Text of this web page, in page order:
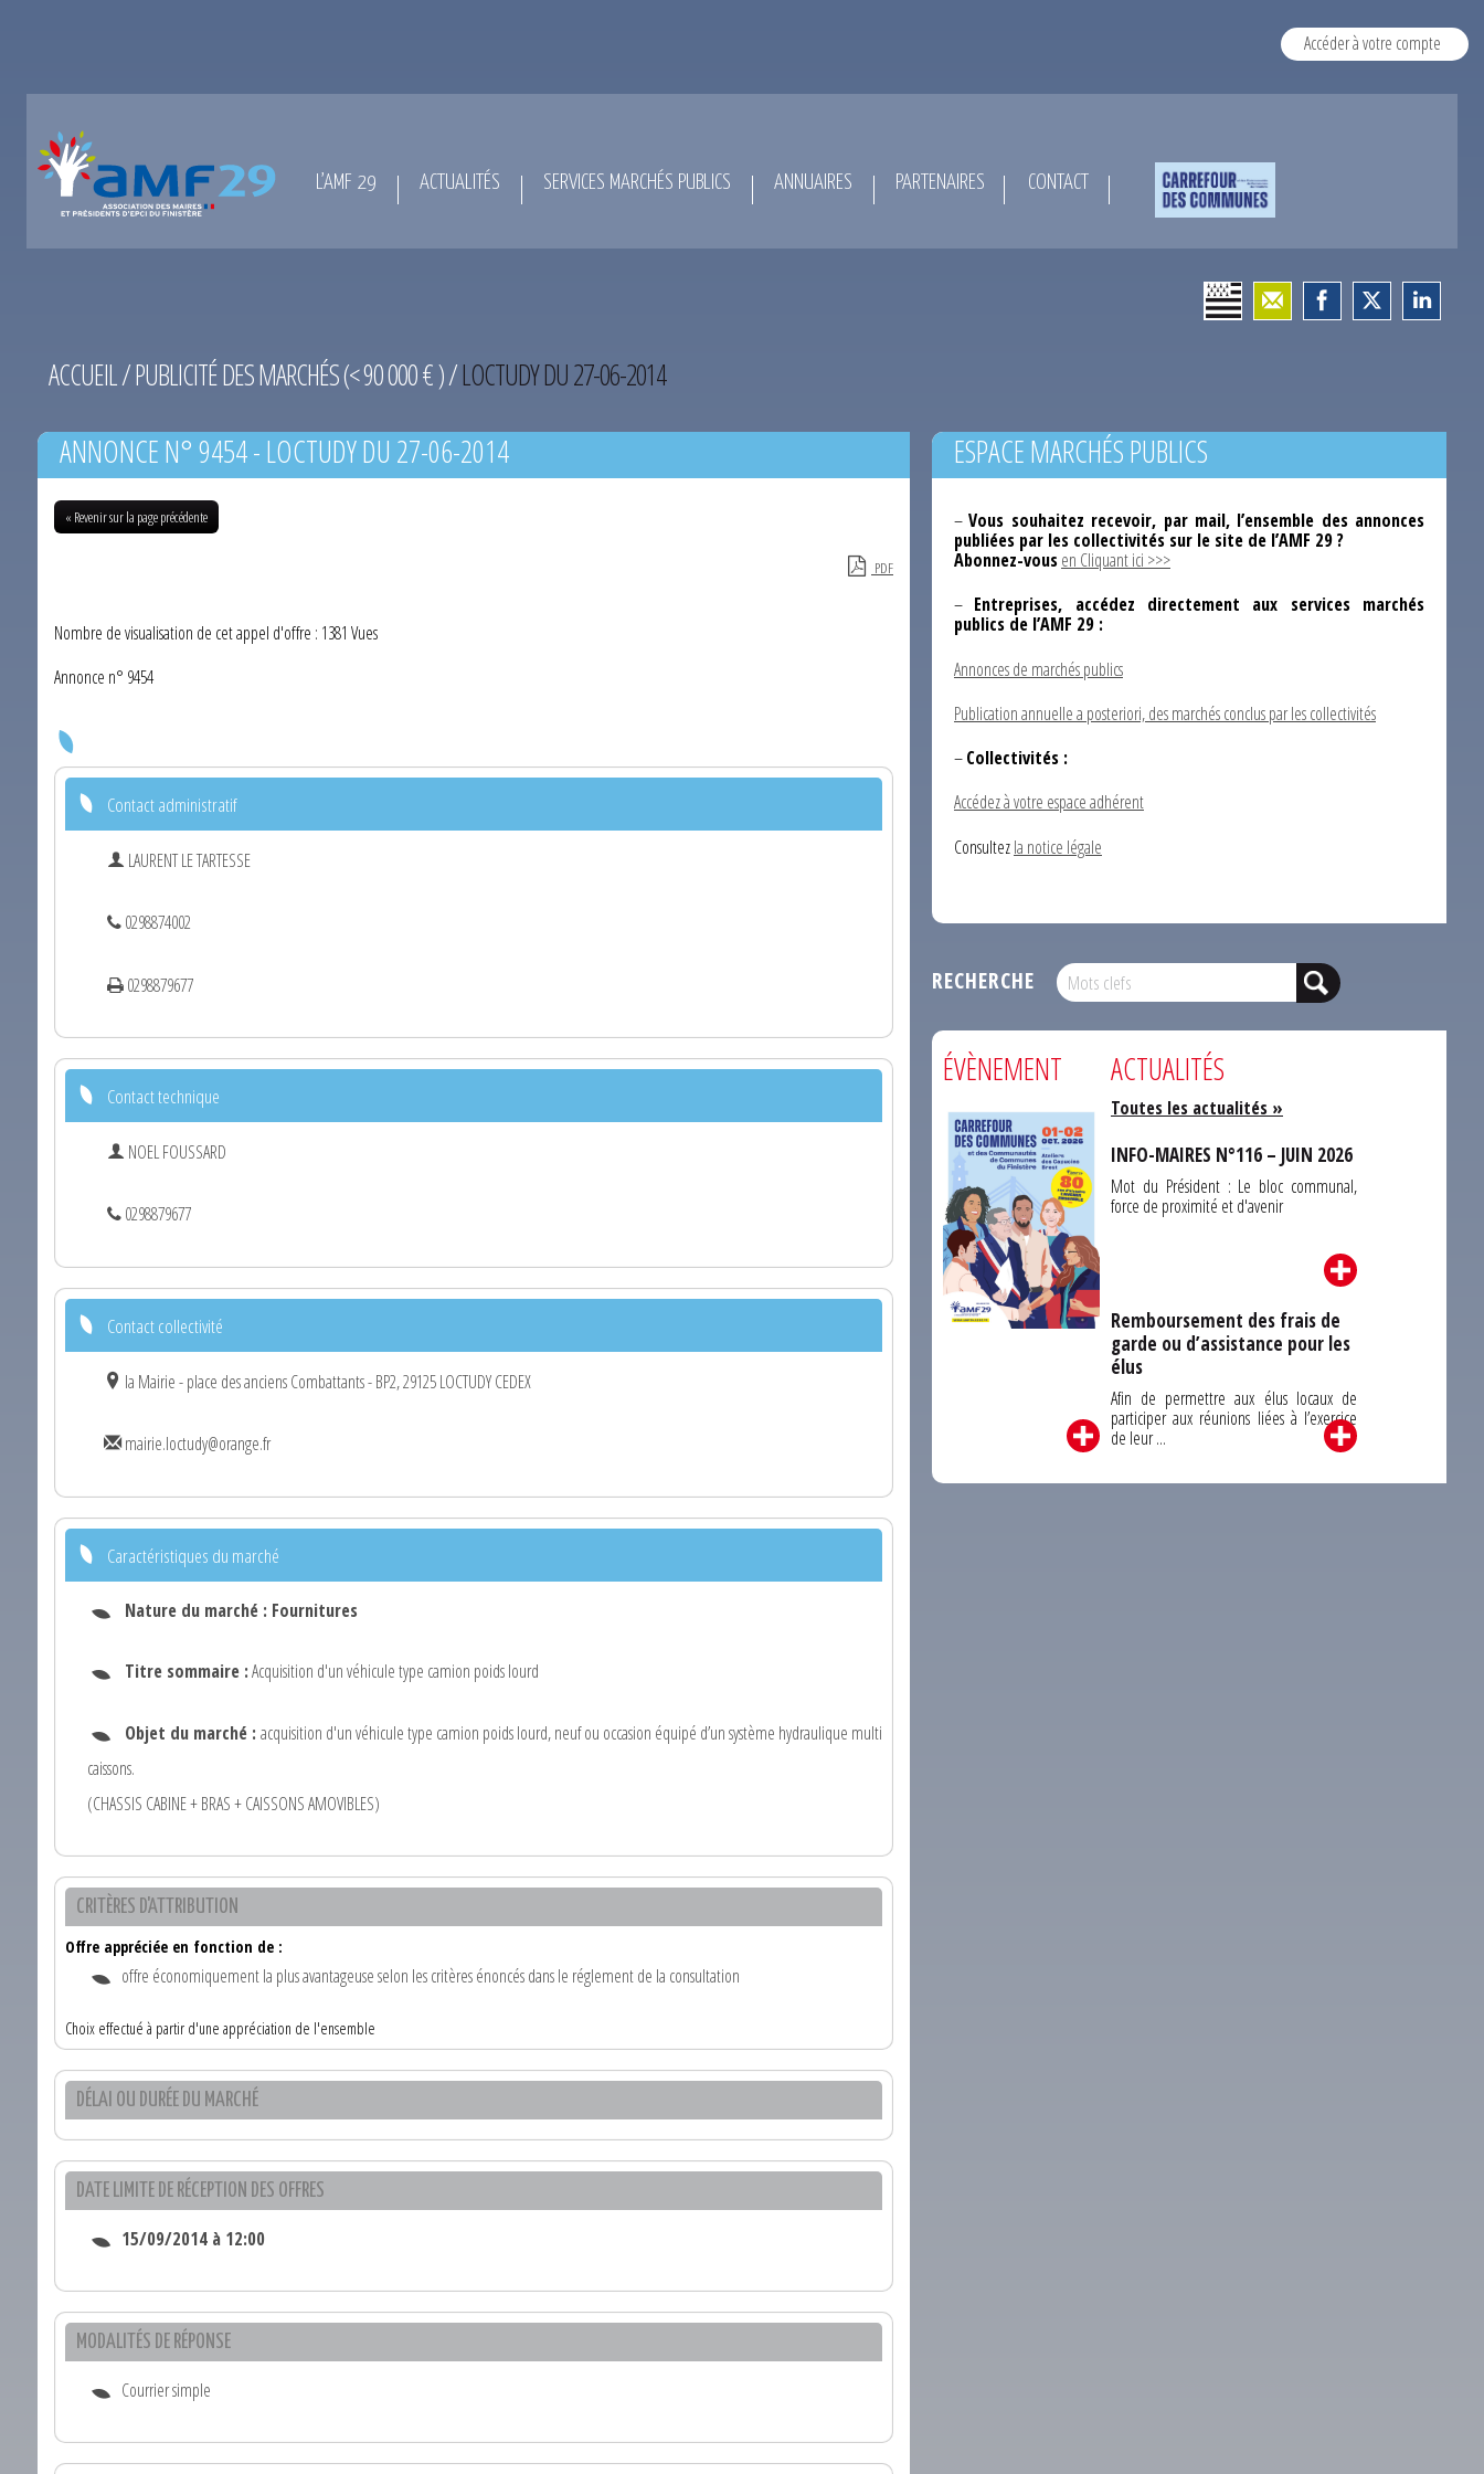
Accéder à votre compte
L’AMF 29 ACTUALITÉS SERVICES MARCHÉS PUBLICS ANNUAIRES PARTENAIRES CONTACT
ACCUEIL/PUBLICITÉ DES MARCHÉS (< 90 000 € )/LOCTUDY DU 27-06-2014
ANNONCE N° 9454 - LOCTUDY DU 27-06-2014
« Revenir sur la page précédente
PDF
Nombre de visualisation de cet appel d'offre : 1381 Vues
Annonce n° 9454
Contact administratif
LAURENT LE TARTESSE
0298874002
0298879677
Contact technique
NOEL FOUSSARD
0298879677
Contact collectivité
la Mairie - place des anciens Combattants - BP2, 29125 LOCTUDY CEDEX
mairie.loctudy@orange.fr
Caractéristiques du marché
Nature du marché : Fournitures
Titre sommaire :Acquisition d'un véhicule type camion poids lourd
Objet du marché : acquisition d'un véhicule type camion poids lourd, neuf ou occasion équipé d’un système hydraulique multi
caissons.
(CHASSIS CABINE + BRAS + CAISSONS AMOVIBLES)
CRITÈRES D'ATTRIBUTION
Offre appréciée en fonction de :
offre économiquement la plus avantageuse selon les critères énoncés dans le réglement de la consultation
Choix effectué à partir d'une appréciation de l'ensemble
DÉLAI OU DURÉE DU MARCHÉ
DATE LIMITE DE RÉCEPTION DES OFFRES
15/09/2014 à 12:00
MODALITÉS DE RÉPONSE
Courrier simple
ESPACE MARCHÉS PUBLICS
–Vous souhaitez recevoir, par mail, l’ensemble des annonces
publiées par les collectivités sur le site de l’AMF 29 ?
Abonnez-vousen Cliquant ici >>>
– Entreprises, accédez directement aux services marchés
publics de l’AMF 29 :
Annonces de marchés publics
Publication annuelle a posteriori, des marchés conclus par les collectivités
–Collectivités :
Accédez à votre espace adhérent
Consultezla notice légale
RECHERCHE
ÉVÈNEMENT ACTUALITÉS
Toutes les actualités »
INFO-MAIRES N°116 – JUIN 2026
Mot du Président : Le bloc communal,
force de proximité et d'avenir
Remboursement des frais de
garde ou d’assistance pour les
élus
Afin de permettre aux élus locaux de
participer aux réunions liées à l’exercice
de leur ...